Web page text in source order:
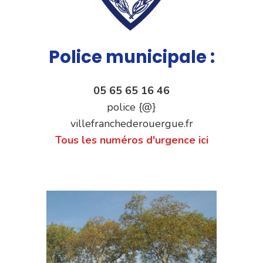
Police municipale :
05 65 65 16 46
police {@}
villefranchederouergue.fr
Tous les numéros d'urgence ici